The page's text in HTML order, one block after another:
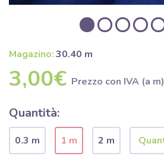
Magazino:30.40 m
3,00€ Prezzo con IVA (a m)
Quantità:
0.3 m 1 m
2 m